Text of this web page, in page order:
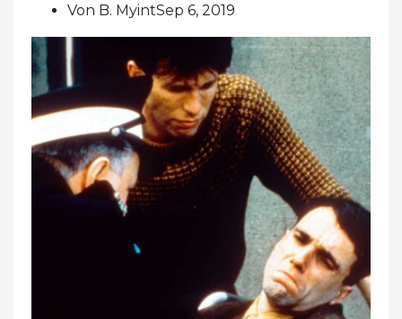
Von B. MyintSep 6, 2019